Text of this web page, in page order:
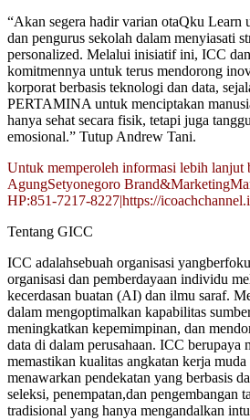
“Akan segera hadir varian otaQku Learn
dan pengurus sekolah dalam menyiasati
personalized. Melalui inisiatif ini, ICC
komitmennya untuk terus mendorong
korporat berbasis teknologi dan data,
PERTAMINA untuk menciptakan
hanya sehat secara fisik, tetapi juga
emosional.” Tutup Andrew Tani.
Untuk memperoleh informasi lebih lanjut
AgungSetyonegoro
HP:851-7217-8227|https://
Tentang GICC
ICC adalahsebuah organisasi
organisasi dan pemberdayaan individu
kecerdasan buatan (AI) dan ilmu saraf.
dalam mengoptimalkan kapabilitas
meningkatkan kepemimpinan, dan
data di dalam perusahaan. ICC berupaya
memastikan kualitas angkatan kerja
menawarkan pendekatan yang berbasis
seleksi, penempatan,dan pengembangan
tradisional yang hanya mengandalkan